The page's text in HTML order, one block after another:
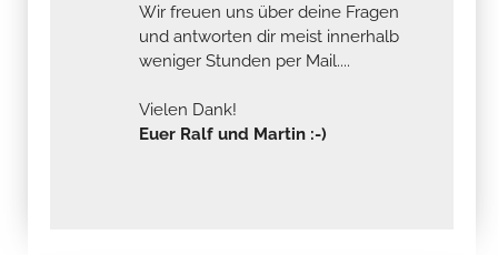
Wir freuen uns über deine Fragen
und antworten dir meist innerhalb
weniger Stunden per Mail....
Vielen Dank!
Euer Ralf und Martin :-)